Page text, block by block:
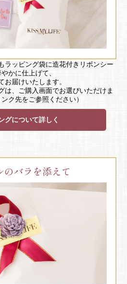
ラッピング袋に造花付きリボンシー
かに仕上げて、
お届けいたします。
は、ご購入画面でお選びいただけま
ク先をご参照ください）
グについて詳しく